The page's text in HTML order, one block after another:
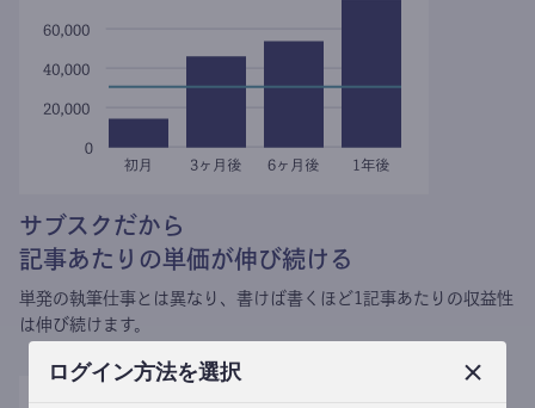
ログイン方法を選択
サブスクだから
記事あたりの単価が伸び続ける
単発の執筆仕事とは異なり、 書けば書くほど1記事あたりの収益性
は伸び続けます。